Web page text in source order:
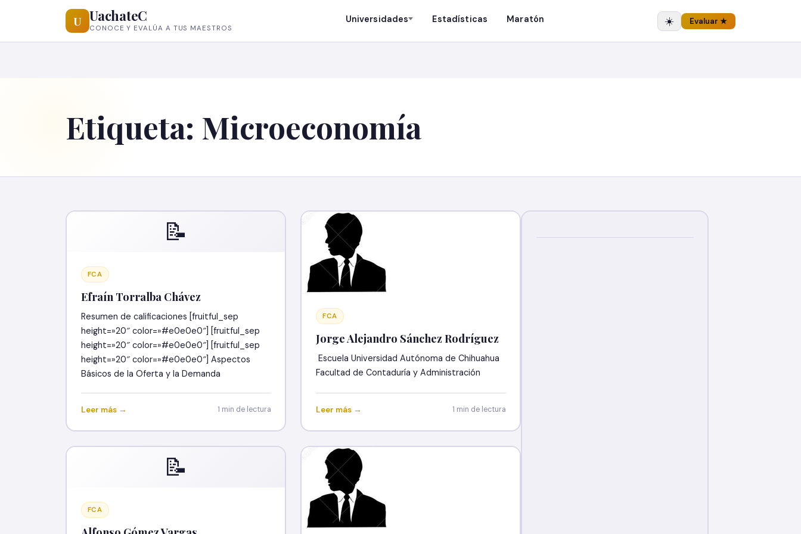
U UachateC
CONOCE Y EVALÚA A TUS MAESTROS
Universidades Estadísticas Maratón ☀️ Evaluar ★
Etiqueta: Microeconomía
📝
FCA
Efraín Torralba Chávez
Resumen de calificaciones [fruitful_sep
height=»20″ color=»#e0e0e0″] [fruitful_sep
height=»20″ color=»#e0e0e0″] [fruitful_sep
height=»20″ color=»#e0e0e0″] Aspectos
Básicos de la Oferta y la Demanda
Leer más → 1 min de lectura
FCA
Jorge Alejandro Sánchez Rodríguez
Escuela Universidad Autónoma de Chihuahua
Facultad de Contaduría y Administración
Leer más → 1 min de lectura
📝
FCA